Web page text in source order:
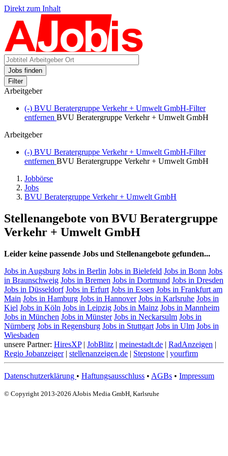
Direkt zum Inhalt
Jobs finden
Filter
Arbeitgeber
(-) BVU Beratergruppe Verkehr + Umwelt GmbH-Filter
entfernen BVU Beratergruppe Verkehr + Umwelt GmbH
Arbeitgeber
(-) BVU Beratergruppe Verkehr + Umwelt GmbH-Filter
entfernen BVU Beratergruppe Verkehr + Umwelt GmbH
Jobbörse
Jobs
BVU Beratergruppe Verkehr + Umwelt GmbH
Stellenangebote von BVU Beratergruppe
Verkehr + Umwelt GmbH
Leider keine passende Jobs und Stellenangebote gefunden...
Jobs in Augsburg Jobs in Berlin Jobs in Bielefeld Jobs in Bonn Jobs
in Braunschweig Jobs in Bremen Jobs in Dortmund Jobs in Dresden
Jobs in Düsseldorf Jobs in Erfurt Jobs in Essen Jobs in Frankfurt am
Main Jobs in Hamburg Jobs in Hannover Jobs in Karlsruhe Jobs in
Kiel Jobs in Köln Jobs in Leipzig Jobs in Mainz Jobs in Mannheim
Jobs in München Jobs in Münster Jobs in Neckarsulm Jobs in
Nürnberg Jobs in Regensburg Jobs in Stuttgart Jobs in Ulm Jobs in
Wiesbaden
unsere Partner: HiresXP| JobBlitz | meinestadt.de | RadAnzeigen |
Regio Jobanzeiger| stellenanzeigen.de | Stepstone | yourfirm
Datenschutzerklärung • Haftungsausschluss • AGBs • Impressum
© Copyright 2013-2026 AJobis Media GmbH, Karlsruhe